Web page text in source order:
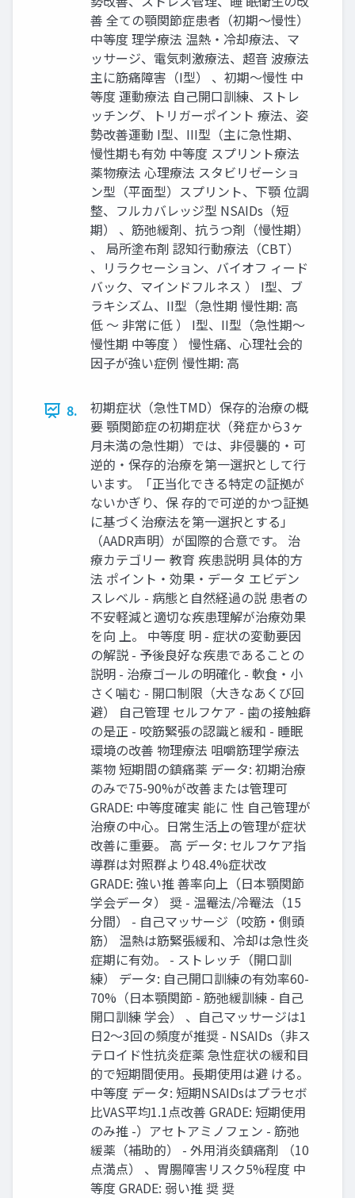
善 全ての顎関節症患者（初期〜慢性）
中等度 理学療法 温熱‧冷却療法、マ
ッサージ、電気刺激療法、超⾳ 波療法
主に筋痛障害（I型） 、初期〜慢性 中
等度 運動療法 ⾃⼰開⼝訓練、ストレ
ッチング、トリガーポイント 療法、姿
勢改善運動 I型、III型（主に急性期、
慢性期も有効 中等度 スプリント療法
薬物療法 ⼼理療法 スタビリゼーショ
ン型（平⾯型）スプリント、下顎 位調
整、フルカバレッジ型 NSAIDs（短
期） 、筋弛緩剤、抗うつ剤（慢性期）
、 局所塗布剤 認知⾏動療法（CBT）
、リラクセーション、バイオフ ィード
バック、マインドフルネス ） I型、ブ
ラキシズム、II型（急性期 慢性期: ⾼
低 〜 ⾮常に低 ） I型、II型（急性期〜
慢性期 中等度 ） 慢性痛、⼼理社会的
因⼦が強い症例 慢性期: ⾼
8.
初期症状（急性TMD）保存的治療の概
要 顎関節症の初期症状（発症から3ヶ
⽉未満の急性期）では、⾮侵襲的‧可
逆的‧保存的治療を第⼀選択として⾏
います。「正当化できる特定の証拠が
ないかぎり、保 存的で可逆的かつ証拠
に基づく治療法を第⼀選択とする」
（AADR声明）が国際的合意です。 治
療カテゴリー 教育 疾患説明 具体的⽅
法 ポイント‧効果‧データ エビデン
スレベル - 病態と⾃然経過の説 患者の
不安軽減と適切な疾患理解が治療効果
を向 上。 中等度 明 - 症状の変動要因
の解説 - 予後良好な疾患であることの
説明 - 治療ゴールの明確化 - 軟⾷‧⼩
さく噛む - 開⼝制限（⼤きなあくび回
避） ⾃⼰管理 セルフケア - ⻭の接触癖
の是正 - 咬筋緊張の認識と緩和 - 睡眠
環境の改善 物理療法 咀嚼筋理学療法
薬物 短期間の鎮痛薬 データ: 初期治療
のみで75-90%が改善または管理可
GRADE: 中等度確実 能に 性 ⾃⼰管理が
治療の中⼼。⽇常⽣活上の管理が症状
改善に重要。 ⾼ データ: セルフケア指
導群は対照群より48.4%症状改
GRADE: 強い推 善率向上（⽇本顎関節
学会データ） 奨 - 温罨法/冷罨法（15
分間） - ⾃⼰マッサージ（咬筋‧側頭
筋） 温熱は筋緊張緩和、冷却は急性炎
症期に有効。 - ストレッチ（開⼝訓
練） データ: ⾃⼰開⼝訓練の有効率60-
70%（⽇本顎関節 - 筋弛緩訓練 - ⾃⼰
開⼝訓練 学会） 、⾃⼰マッサージは1
⽇2〜3回の頻度が推奨 - NSAIDs（⾮ス
テロイド性抗炎症薬 急性症状の緩和⽬
的で短期間使⽤。⻑期使⽤は避 ける。
中等度 データ: 短期NSAIDsはプラセボ
⽐VAS平均1.1点改善 GRADE: 短期使⽤
のみ推 -）アセトアミノフェン - 筋弛
緩薬（補助的） - 外⽤消炎鎮痛剤 （10
点満点） 、胃腸障害リスク5%程度 中
等度 GRADE: 弱い推 奨 奨